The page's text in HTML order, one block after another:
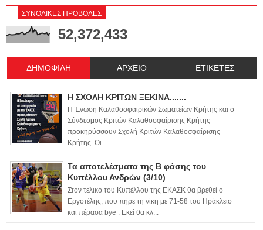
ΣΥΝΟΛΙΚΕΣ ΠΡΟΒΟΛΕΣ
52,372,433
ΔΗΜΟΦΙΛΗ ΑΡΧΕΙΟ ΕΤΙΚΕΤΕΣ
Η ΣΧΟΛΗ ΚΡΙΤΩΝ ΞΕΚΙΝΑ.......
Η Ένωση Καλαθοσφαιρικών Σωματείων Κρήτης και ο
Σύνδεσμος Κριτών Καλαθοσφαίρισης Κρήτης
προκηρύσσουν Σχολή Κριτών Καλαθοσφαίρισης
Κρήτης. Οι ...
Τα αποτελέσματα της Β φάσης του
Κυπέλλου Ανδρών (3/10)
Στον τελικό του Κυπέλλου της ΕΚΑΣΚ θα βρεθεί ο
Εργοτέλης, που πήρε τη νίκη με 71-58 του Ηράκλειο
και πέρασα bye . Εκεί θα κλ...